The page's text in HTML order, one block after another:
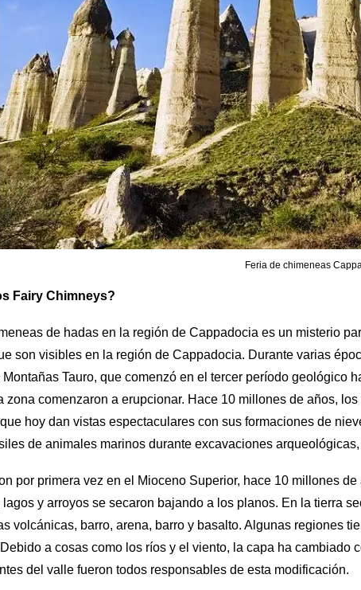
Feria de chimeneas
Fairy Chimneys?
de hadas en la región de Cappadocia es un misterio
son visibles en la región de Cappadocia. Durante varias
Tauro, que comenzó en el tercer período geológico
zona comenzaron a erupcionar. Hace 10 millones de años,
hoy dan vistas espectaculares con sus formaciones de
de animales marinos durante excavaciones
por primera vez en el Mioceno Superior, hace 10 millones
y arroyos se secaron bajando a los planos. En la tierra
volcánicas, barro, arena, barro y basalto. Algunas regiones
a cosas como los ríos y el viento, la capa ha
del valle fueron todos responsables de esta modificación.